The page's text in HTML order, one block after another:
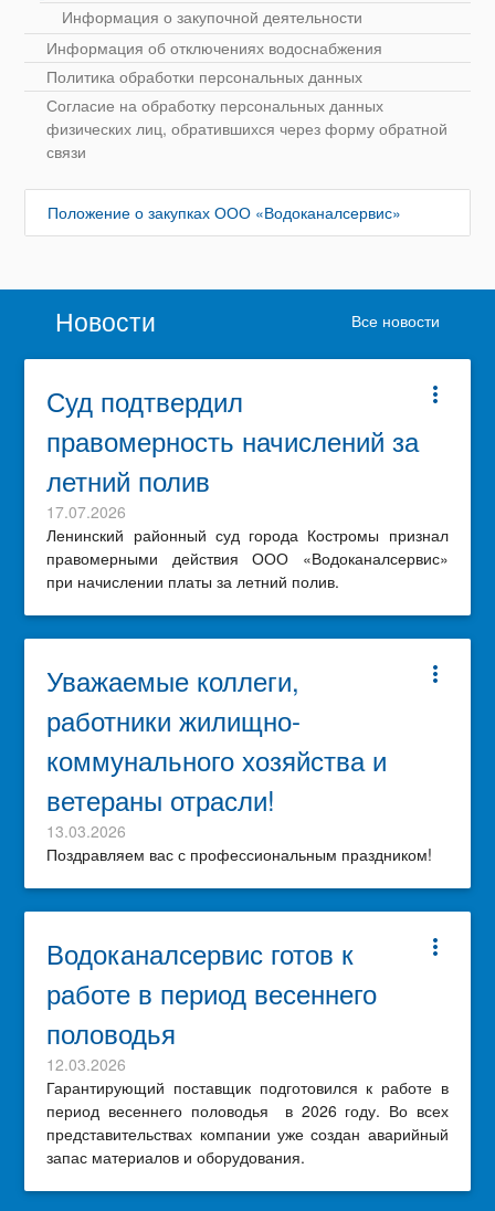
Информация о закупочной деятельности
Информация об отключениях водоснабжения
Политика обработки персональных данных
Согласие на обработку персональных данных
физических лиц, обратившихся через форму обратной
связи
Положение о закупках ООО «Водоканалсервис»
Новости Все новости
more_vert
Суд подтвердил
правомерность начислений за
летний полив
17.07.2026
Ленинский районный суд города Костромы признал
правомерными действия ООО «Водоканалсервис»
при начислении платы за летний полив.
more_vert
Уважаемые коллеги,
работники жилищно-
коммунального хозяйства и
ветераны отрасли!
13.03.2026
Поздравляем вас с профессиональным праздником!
more_vert
Водоканалсервис готов к
работе в период весеннего
половодья
12.03.2026
Гарантирующий поставщик подготовился к работе в
период весеннего половодья в 2026 году. Во всех
представительствах компании уже создан аварийный
запас материалов и оборудования.